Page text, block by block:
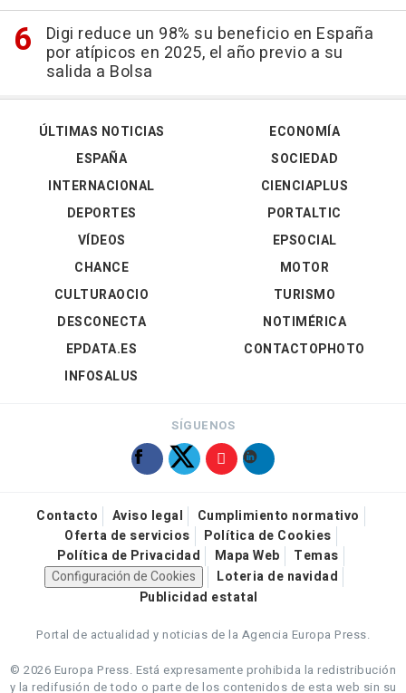
Digi reduce un 98% su beneficio en España
por atípicos en 2025, el año previo a su
salida a Bolsa
ÚLTIMAS NOTICIAS
ESPAÑA
INTERNACIONAL
DEPORTES
VÍDEOS
ECONOMÍA
SOCIEDAD
CIENCIAPLUS
PORTALTIC
EPSOCIAL
CHANCE
CULTURAOCIO
DESCONECTA
EPDATA.ES
INFOSALUS
MOTOR
TURISMO
NOTIMÉRICA
CONTACTOPHOTO
SÍGUENOS
Contacto Aviso legal
Cumplimiento normativo
Oferta de servicios
Política de Cookies
Política de Privacidad
Mapa Web
Temas
Configuración de Cookies
Loteria de navidad
Publicidad estatal
Portal de actualidad y noticias de la Agencia Europa Press.
© 2026 Europa Press. Está expresamente prohibida la redistribución
y la redifusión de todo o parte de los contenidos de esta web sin su